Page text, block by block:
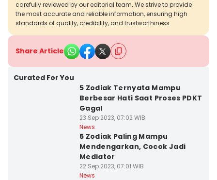
carefully reviewed by our editorial team. We strive to provide
the most accurate and reliable information, ensuring high
standards of quality, credibility, and trustworthiness.
Share Article
Curated For You
5 Zodiak Ternyata Mampu
Berbesar Hati Saat Proses PDKT
Gagal
23 Sep 2023, 07:02 WIB
News
5 Zodiak Paling Mampu
Mendengarkan, Cocok Jadi
Mediator
22 Sep 2023, 07:01 WIB
News